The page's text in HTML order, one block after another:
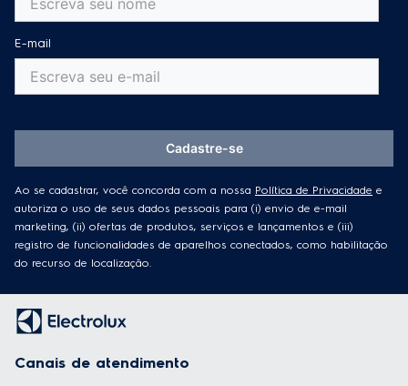
E-mail
Ao se cadastrar, você concorda com a nossa Política de Privacidade e
autoriza o uso de seus dados pessoais para (i) envio de e-mail
marketing, (ii) ofertas de produtos, serviços e lançamentos e (iii)
registro de funcionalidades de aparelhos conectados, como habilitação
do recurso de localização.
Cadastre-se
Canais de atendimento